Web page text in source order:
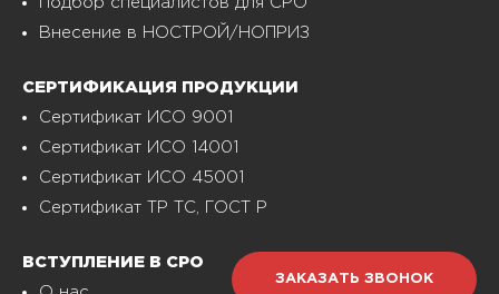
Внесение в НОСТРОЙ/НОПРИЗ
СЕРТИФИКАЦИЯ ПРОДУКЦИИ
Сертификат ИСО 9001
Сертификат ИСО 14001
Сертификат ИСО 45001
Сертификат ТР ТС, ГОСТ Р
ВСТУПЛЕНИЕ В СРО
ЗАКАЗАТЬ ЗВОНОК